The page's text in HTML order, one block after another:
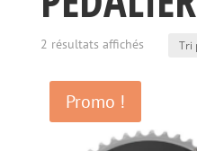
2 résultats affichésTrié
Promo !